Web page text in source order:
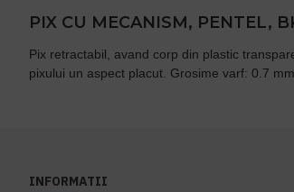
PIX CU MECANISM, PENTEL,
Pix retractabil, avand corp din plastic
pixului un aspect placut. Grosime varf: 0.7
INFORMATII